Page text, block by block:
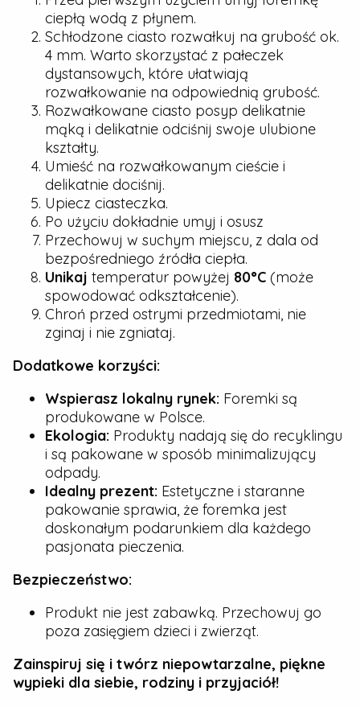
ciepłą wodą z płynem.
Schłodzone ciasto rozwałkuj na grubość ok.
4 mm. Warto skorzystać z pałeczek
dystansowych, które ułatwiają
rozwałkowanie na odpowiednią grubość.
Rozwałkowane ciasto posyp delikatnie
mąką i delikatnie odciśnij swoje ulubione
kształty.
Umieść na rozwałkowanym cieście i
delikatnie dociśnij.
Upiecz ciasteczka.
Po użyciu dokładnie umyj i osusz
Przechowuj w suchym miejscu, z dala od
bezpośredniego źródła ciepła.
Unikaj temperatur powyżej 80°C (może
spowodować odkształcenie).
Chroń przed ostrymi przedmiotami, nie
zginaj i nie zgniataj.
Dodatkowe korzyści:
Wspierasz lokalny rynek: Foremki są
produkowane w Polsce.
Ekologia: Produkty nadają się do recyklingu
i są pakowane w sposób minimalizujący
odpady.
Idealny prezent: Estetyczne i staranne
pakowanie sprawia, że foremka jest
doskonałym podarunkiem dla każdego
pasjonata pieczenia.
Bezpieczeństwo:
Produkt nie jest zabawką. Przechowuj go
poza zasięgiem dzieci i zwierząt.
Zainspiruj się i twórz niepowtarzalne, piękne
wypieki dla siebie, rodziny i przyjaciół!